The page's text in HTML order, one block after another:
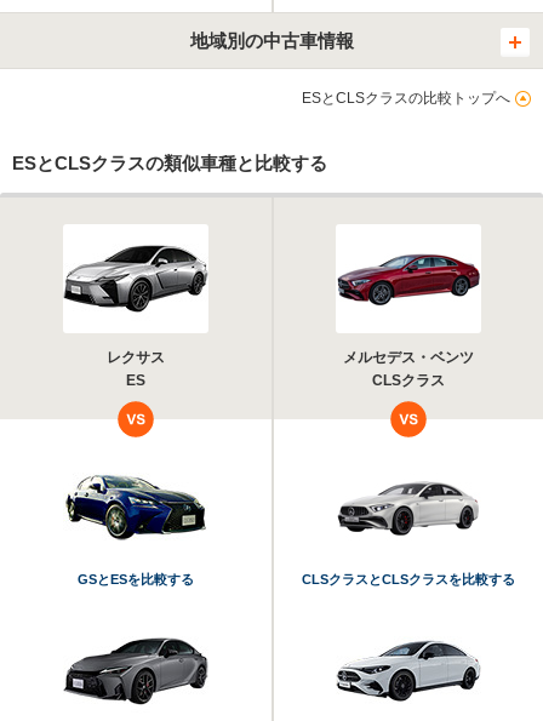
地域別の中古車情報
ESとCLSクラスの比較トップへ
ESとCLSクラスの類似車種と比較する
レクサス
ES
メルセデス・ベンツ
CLSクラス
GSとESを比較する CLSクラスとCLSクラスを比較する